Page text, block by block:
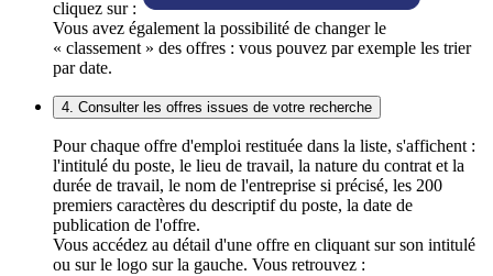
cliquez sur :
Vous avez également la possibilité de changer le
« classement » des offres : vous pouvez par exemple les trier
par date.
4. Consulter les offres issues de votre recherche
Pour chaque offre d'emploi restituée dans la liste, s'affichent :
l'intitulé du poste, le lieu de travail, la nature du contrat et la
durée de travail, le nom de l'entreprise si précisé, les 200
premiers caractères du descriptif du poste, la date de
publication de l'offre.
Vous accédez au détail d'une offre en cliquant sur son intitulé
ou sur le logo sur la gauche. Vous retrouvez :